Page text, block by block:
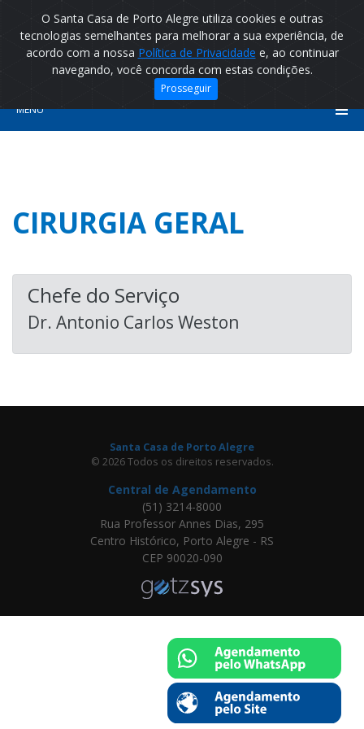
O Santa Casa de Porto Alegre utiliza cookies e outras
tecnologias semelhantes para melhorar a sua experiência, de
acordo com a nossa Política de Privacidade e, ao continuar
navegando, você concorda com estas condições.
Prosseguir
MENU
CIRURGIA GERAL
Chefe do Serviço
Dr. Antonio Carlos Weston
Santa Casa de Porto Alegre
© 2026 Todos os direitos reservados.
Central de Agendamento
(51) 3214-8000
Rua Professor Annes Dias, 295
Centro Histórico, Porto Alegre - RS
CEP 90020-090